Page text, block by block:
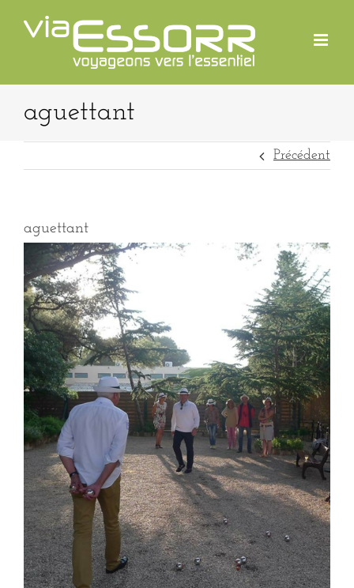
contenu
aguettant
Précédent
aguettant